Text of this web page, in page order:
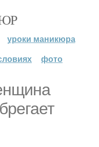
уроки маникюра
фото